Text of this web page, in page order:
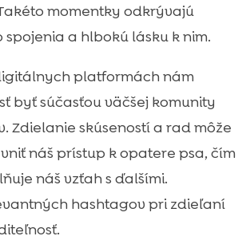
momentky odkrývajú
a hlbokú lásku k nim.
platformách nám
byť súčasťou väčšej komunity
Zdielanie skúseností a rad môže
náš prístup k opatere psa, čím
náš vzťah s ďalšími.
hashtagov pri zdieľaní